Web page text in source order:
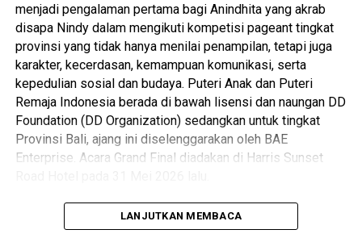
menjadi pengalaman pertama bagi Anindhita yang akrab
disapa Nindy dalam mengikuti kompetisi pageant tingkat
provinsi yang tidak hanya menilai penampilan, tetapi juga
karakter, kecerdasan, kemampuan komunikasi, serta
kepedulian sosial dan budaya. Puteri Anak dan Puteri
Remaja Indonesia berada di bawah lisensi dan naungan DD
Foundation (DD Organization) sedangkan untuk tingkat
Provinsi Bali, ajang ini diselenggarakan oleh BAE
Enterprise. Acara Grand Final diadakan di Harris Sunset
Dengan penuh rasa syukur, Nindy mengaku tidak pernah
menyangka dapat meraih gelar juara pada kesempatan
LANJUTKAN MEMBACA